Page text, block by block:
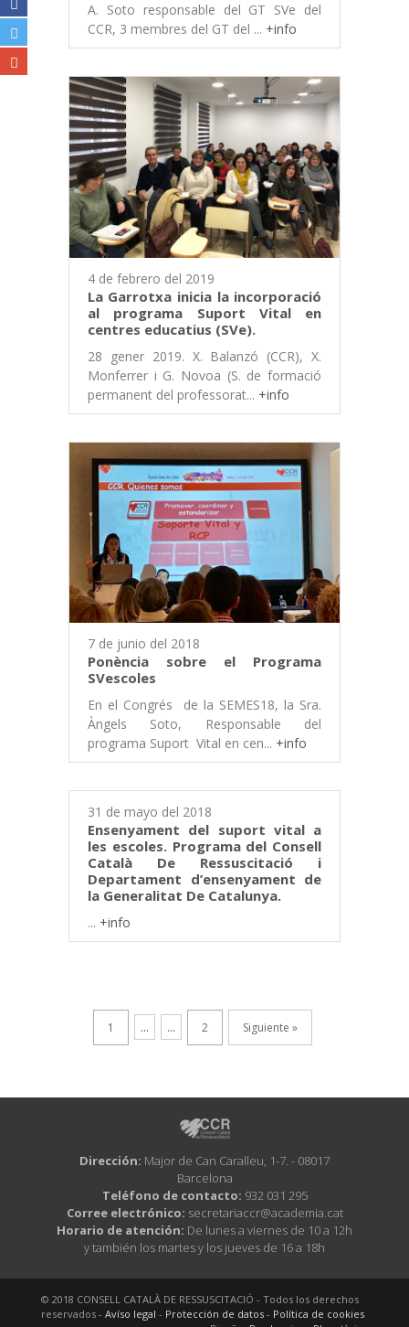
A. Soto responsable del GT SVe del
CCR, 3 membres del GT del ... +info
4 de febrero del 2019
La Garrotxa inicia la incorporació
al programa Suport Vital en
centres educatius (SVe).
28 gener 2019. X. Balanzó (CCR), X.
Monferrer i G. Novoa (S. de formació
permanent del professorat... +info
7 de junio del 2018
Ponència sobre el Programa
SVescoles
En el Congrés de la SEMES18, la Sra.
Àngels Soto, Responsable del
programa Suport Vital en cen... +info
31 de mayo del 2018
Ensenyament del suport vital a
les escoles. Programa del Consell
Català De Ressuscitació i
Departament d’ensenyament de
la Generalitat De Catalunya.
... +info
1 ... ... 2 Siguiente »
Dirección: Major de Can Caralleu, 1-7. - 08017
Barcelona
Teléfono de contacto: 932 031 295
Corree electrónico: secretariaccr@academia.cat
Horario de atención: De lunes a viernes de 10 a 12h
y también los martes y los jueves de 16 a 18h
© 2018 CONSELL CATALÀ DE RESSUSCITACIÓ - Todos los derechos
reservados - Avíso legal - Protección de datos- Política de cookies